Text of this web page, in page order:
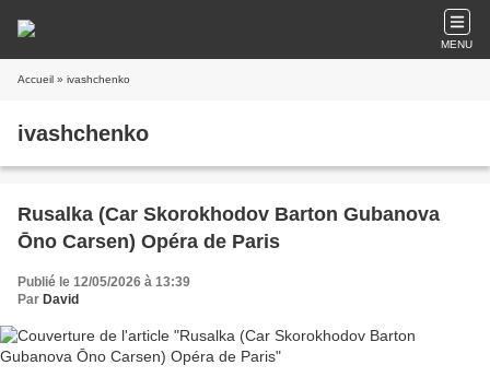
MENU
Accueil » ivashchenko
ivashchenko
Rusalka (Car Skorokhodov Barton Gubanova
Ōno Carsen) Opéra de Paris
Publié le 12/05/2026 à 13:39
Par David